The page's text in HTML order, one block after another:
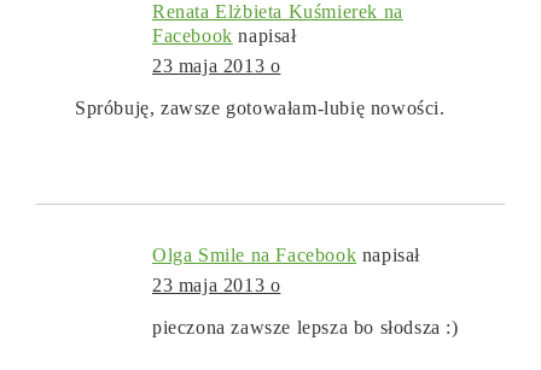
Renata Elżbieta Kuśmierek na
Facebook napisał
23 maja 2013 o
Spróbuję, zawsze gotowałam-lubię nowości.
Olga Smile na Facebook napisał
23 maja 2013 o
pieczona zawsze lepsza bo słodsza :)